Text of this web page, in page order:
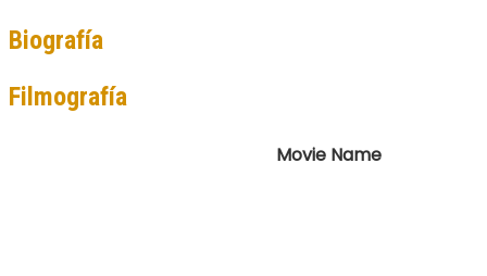
Biografía
Filmografía
Movie Name